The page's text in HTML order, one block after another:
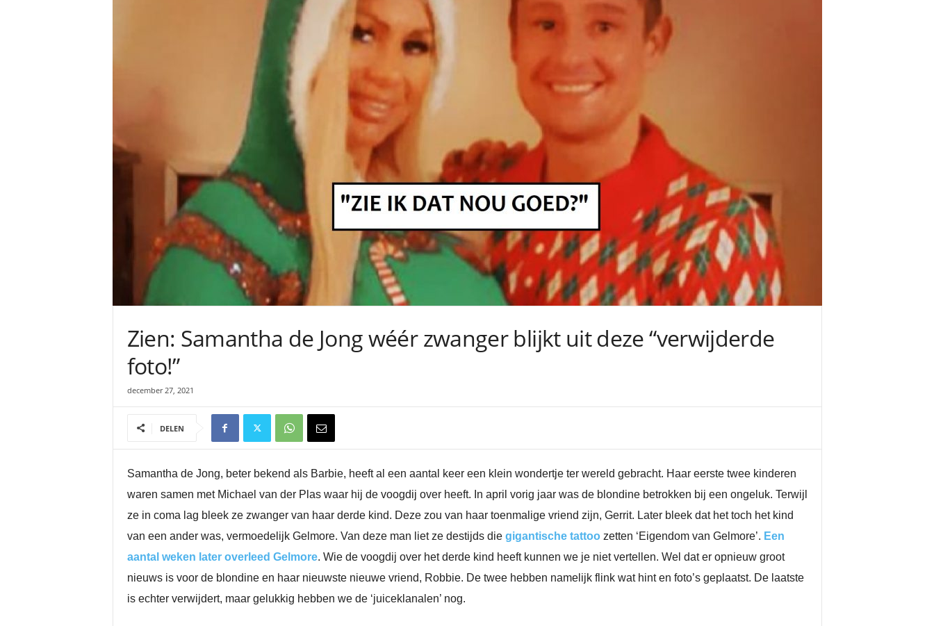
Zien: Samantha de Jong wéér zwanger blijkt uit deze “verwijderde
foto!”
december 27, 2021
DELEN
Samantha de Jong, beter bekend als Barbie, heeft al een aantal keer een klein wondertje ter wereld gebracht. Haar eerste twee kinderen
waren samen met Michael van der Plas waar hij de voogdij over heeft. In april vorig jaar was de blondine betrokken bij een ongeluk. Terwijl
ze in coma lag bleek ze zwanger van haar derde kind. Deze zou van haar toenmalige vriend zijn, Gerrit. Later bleek dat het toch het kind
van een ander was, vermoedelijk Gelmore. Van deze man liet ze destijds die gigantische tattoozetten ‘Eigendom van Gelmore’. Een
aantal weken later overleed Gelmore. Wie de voogdij over het derde kind heeft kunnen we je niet vertellen. Wel dat er opnieuw groot
nieuws is voor de blondine en haar nieuwste nieuwe vriend, Robbie. De twee hebben namelijk flink wat hint en foto’s geplaatst. De laatste
is echter verwijdert, maar gelukkig hebben we de ‘juiceklanalen’ nog.